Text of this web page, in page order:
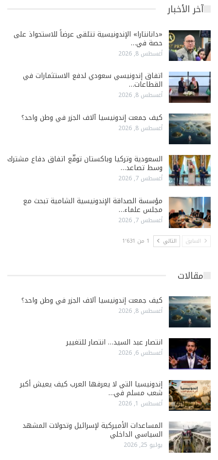
آخر الأخبار
«دانانتارا» الإندونيسية تتلقى عرضاً للاستحواذ على
حصة في…
أغسطس 8, 2026
اتفاق إندونيسي سعودي لدفع الاستثمارات في
القطاعات…
أغسطس 8, 2026
كيف جمعت إندونيسيا آلاف الجزر في وطن واحد؟
أغسطس 8, 2026
السعودية وتركيا وباكستان توقّع اتفاق دفاع مشترك
وسط تصاعد…
أغسطس 7, 2026
مؤسسة الصداقة الإندونيسية الشامية تبحث مع
مجلس علماء…
أغسطس 7, 2026
السابق التالي 1 من 1٬631
مقالات
كيف جمعت إندونيسيا آلاف الجزر في وطن واحد؟
أغسطس 8, 2026
انتصار عبد السيد… انتصار للتغيير
أغسطس 6, 2026
إندونيسيا التي لا يعرفها العرب كيف يعيش أكبر
شعب مسلم في…
أغسطس 1, 2026
المساعدات الأميركية لإسرائيل وتحولات المشهد
السياسي الداخلي
يوليو 25, 2026